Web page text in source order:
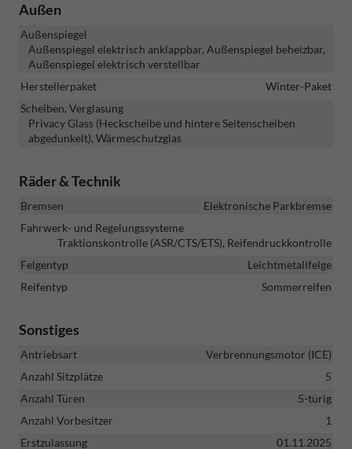
Außen
Außenspiegel
Außenspiegel elektrisch anklappbar, Außenspiegel beheizbar,
Außenspiegel elektrisch verstellbar
Herstellerpaket
Winter-Paket
Scheiben, Verglasung
Privacy Glass (Heckscheibe und hintere Seitenscheiben
abgedunkelt), Wärmeschutzglas
Räder & Technik
Bremsen
Elektronische Parkbremse
Fahrwerk- und Regelungssysteme
Traktionskontrolle (ASR/CTS/ETS), Reifendruckkontrolle
Felgentyp
Leichtmetallfelge
Reifentyp
Sommerreifen
Sonstiges
Antriebsart
Verbrennungsmotor (ICE)
Anzahl Sitzplätze
5
Anzahl Türen
5-türig
Anzahl Vorbesitzer
1
Erstzulassung
01.11.2025